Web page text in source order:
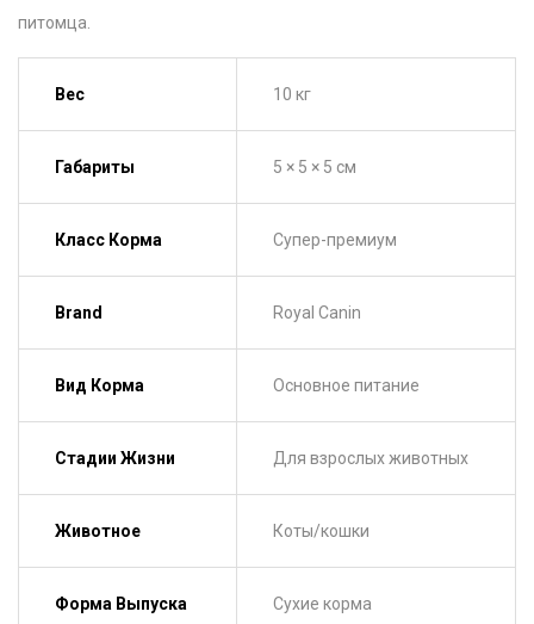
питомца.
Вес 10 кг
Габариты 5 × 5 × 5 см
Класс Корма Супер-премиум
Brand Royal Canin
Вид Корма Основное питание
Стадии Жизни Для взрослых животных
Животное Коты/кошки
Форма Выпуска Сухие корма